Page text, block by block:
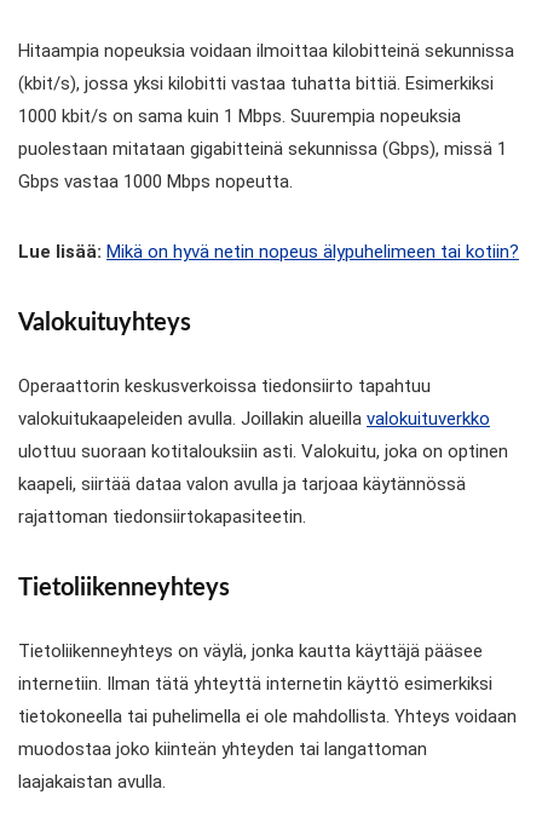
Hitaampia nopeuksia voidaan ilmoittaa kilobitteinä sekunnissa
(kbit/s), jossa yksi kilobitti vastaa tuhatta bittiä. Esimerkiksi
1000 kbit/s on sama kuin 1 Mbps. Suurempia nopeuksia
puolestaan mitataan gigabitteinä sekunnissa (Gbps), missä 1
Gbps vastaa 1000 Mbps nopeutta.
Lue lisää: Mikä on hyvä netin nopeus älypuhelimeen tai kotiin?
Valokuituyhteys
Operaattorin keskusverkoissa tiedonsiirto tapahtuu
valokuitukaapeleiden avulla. Joillakin alueilla valokuituverkko
ulottuu suoraan kotitalouksiin asti. Valokuitu, joka on optinen
kaapeli, siirtää dataa valon avulla ja tarjoaa käytännössä
rajattoman tiedonsiirtokapasiteetin.
Tietoliikenneyhteys
Tietoliikenneyhteys on väylä, jonka kautta käyttäjä pääsee
internetiin. Ilman tätä yhteyttä internetin käyttö esimerkiksi
tietokoneella tai puhelimella ei ole mahdollista. Yhteys voidaan
muodostaa joko kiinteän yhteyden tai langattoman
laajakaistan avulla.